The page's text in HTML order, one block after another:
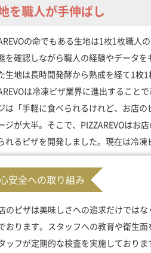
を職人が手伸ばし
の命でもある生地は1枚1枚職人
を確認しながら職人の経験やデータ
生地は長時間発酵から熟成を経て1枚1
は冷凍ピザ業界に進出すること
は「手軽に食べられるけれど、お店
ジが大半。そこで、PIZZAREVOはお
れるピザを開発しました。現在は冷凍
安全への取り組み
のピザは美味しさへの追求だけでは
おります。スタッフへの教育や衛生
ッフが定期的な検査を実施しており